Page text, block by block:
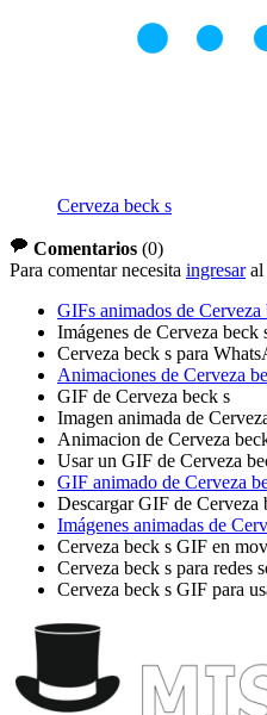
Cerveza beck s
Comentarios (0)
Para comentar necesita ingresaral
GIFs animados de Cerveza
Imágenes de Cerveza beck
Cerveza beck s para
Animaciones de Cerveza
GIF de Cerveza beck s
Imagen animada de
Animacion de Cerveza
Usar un GIF de Cerveza
GIF animado de Cerveza
Descargar GIF de Cerveza
Imágenes animadas de
Cerveza beck s GIF en
Cerveza beck s para redes
Cerveza beck s GIF para